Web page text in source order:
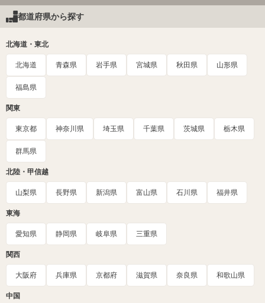
都道府県から探す
北海道・東北
北海道 青森県 岩手県 宮城県 秋田県 山形県
福島県
関東
東京都 神奈川県 埼玉県 千葉県 茨城県 栃木県
群馬県
北陸・甲信越
山梨県 長野県 新潟県 富山県 石川県 福井県
東海
愛知県 静岡県 岐阜県 三重県
関西
大阪府 兵庫県 京都府 滋賀県 奈良県 和歌山県
中国